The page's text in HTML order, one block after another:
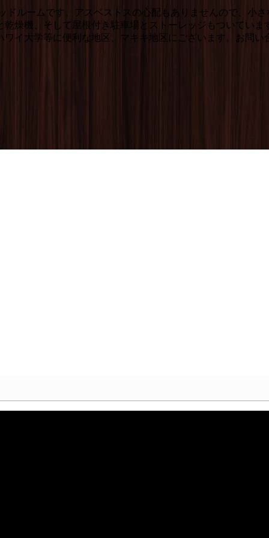
ルームです。アスベストスの心配もありませんので、小
燥機、そして屋根付き駐車場とストーレッジもついてい
イ大学等に便利な地区、マキキ地区にございます。お問い